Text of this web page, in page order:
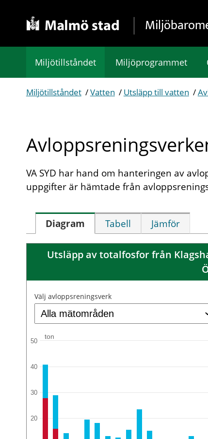
Miljötillståndet Miljöprogrammet
Miljötillståndet /Vatten / Utsläpp till vatten /
VA SYD har hand om hanteringen av
uppgifter är hämtade från
Diagram Tabell Jämför
Utsläpp av totalfosfor från
Välj avloppsreningsverk
ton
20
30
40
50